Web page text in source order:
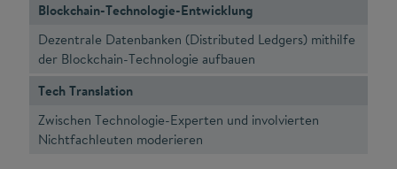
Blockchain-Technologie-Entwicklung
Dezentrale Datenbanken (Distributed Ledgers) mithilfe
der Blockchain-Technologie aufbauen
Tech Translation
Zwischen Technologie-Experten und involvierten
Nichtfachleuten moderieren